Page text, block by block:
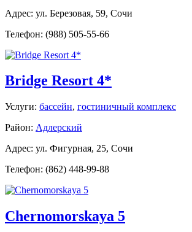
Адрес: ул. Березовая, 59, Сочи
Телефон: (988) 505-55-66
Bridge Resort 4*
Услуги: бассейн, гостиничный комплекс
Район: Адлерский
Адрес: ул. Фигурная, 25, Сочи
Телефон: (862) 448-99-88
Chernomorskaya 5